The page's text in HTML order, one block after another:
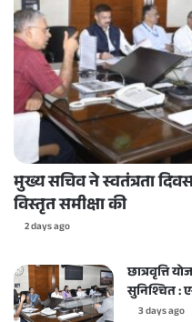
मुख्य सचिव ने स्वतंत्रता
विस्तृत समीक्षा की
2 days ago
छात्रवृत्ति
सुनिश्चित :
3 days ago